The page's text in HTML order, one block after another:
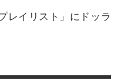
レイリスト」 にドッラ